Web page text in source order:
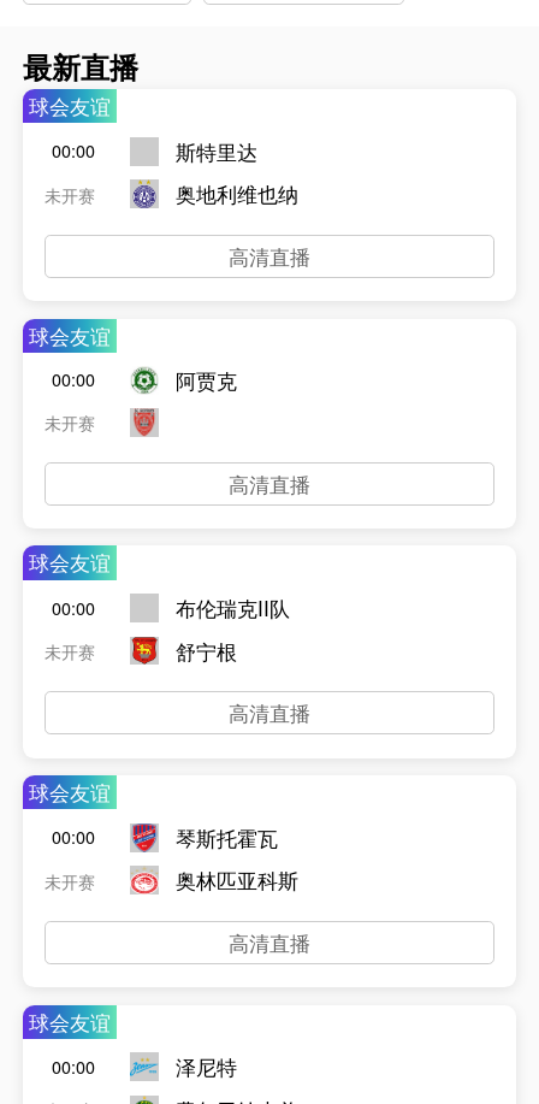
最新直播
球会友谊
00:00
未开赛
斯特里达
奥地利维也纳
高清直播
球会友谊
00:00
未开赛
阿贾克
高清直播
球会友谊
00:00
未开赛
布伦瑞克II队
舒宁根
高清直播
球会友谊
00:00
未开赛
琴斯托霍瓦
奥林匹亚科斯
高清直播
球会友谊
00:00
泽尼特